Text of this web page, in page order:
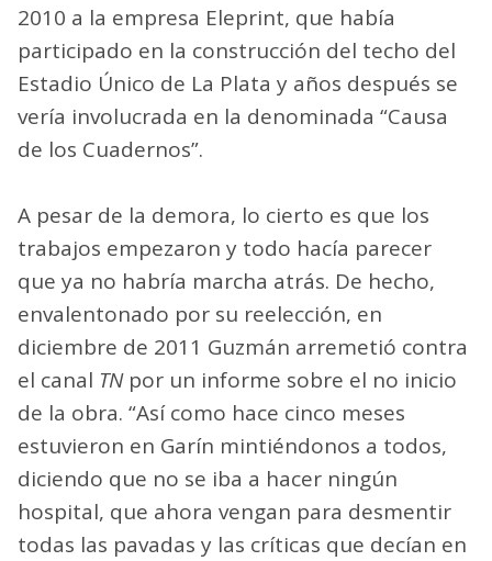
2010 a la empresa Eleprint, que había
participado en la construcción del techo del
Estadio Único de La Plata y años después se
vería involucrada en la denominada “Causa
de los Cuadernos”.
A pesar de la demora, lo cierto es que los
trabajos empezaron y todo hacía parecer
que ya no habría marcha atrás. De hecho,
envalentonado por su reelección, en
diciembre de 2011 Guzmán arremetió contra
el canal TNpor un informe sobre el no inicio
de la obra. “Así como hace cinco meses
estuvieron en Garín mintiéndonos a todos,
diciendo que no se iba a hacer ningún
hospital, que ahora vengan para desmentir
todas las pavadas y las críticas que decían en